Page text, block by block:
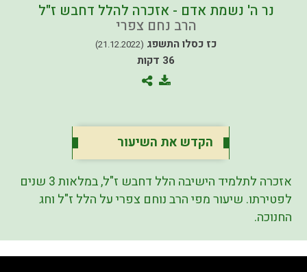
נר ה' נשמת אדם - אזכרה להלל דחבש ז"ל
הרב נחם צפרי
כז כסלו התשפג (21.12.2022)
36 דקות
הקדש את השיעור
אזכרה לתלמיד הישיבה הלל דחבש ז"ל, במלאות 3 שנים
לפטירתו. שיעור מפי הרב נוחם צפרי על הלל ז"ל וחג
החנוכה.